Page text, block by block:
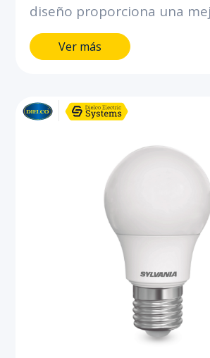
diseño proporciona una mejor
iluminación interior. Ahorra
90% de energía comparado
Ver más